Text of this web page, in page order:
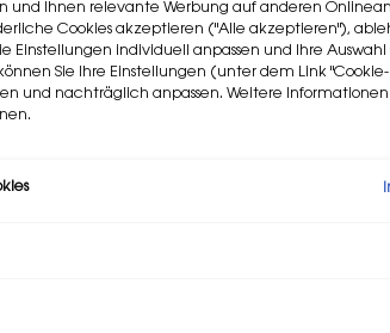
45
und Ihnen relevante Werbung auf anderen
Cookies akzeptieren ("Alle akzeptieren"),
Einstellungen individuell anpassen und Ihre Auswahl
Sie Ihre Einstellungen (unter dem Link "Cookie-
und nachträglich anpassen. Weitere